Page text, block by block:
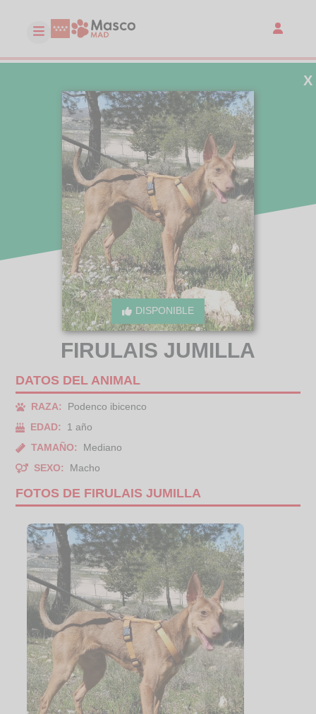
DISPONIBLE
X
FIRULAIS JUMILLA
DATOS DEL ANIMAL
RAZA:
Podenco ibicenco
EDAD:
1 año
TAMAÑO:
Mediano
SEXO:
Macho
FOTOS DE FIRULAIS JUMILLA